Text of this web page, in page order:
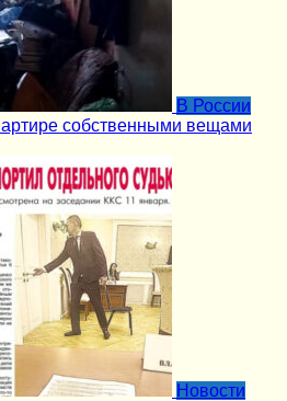
В России
собственными вещами
Новости